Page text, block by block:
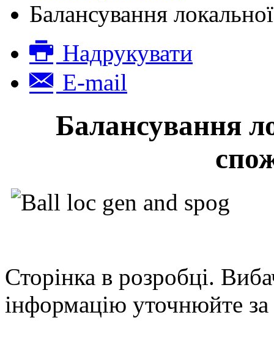
Балансування
Надрукувати
E-mail
Балансування
Сторінка в розробці.
інформацію уточнюйте